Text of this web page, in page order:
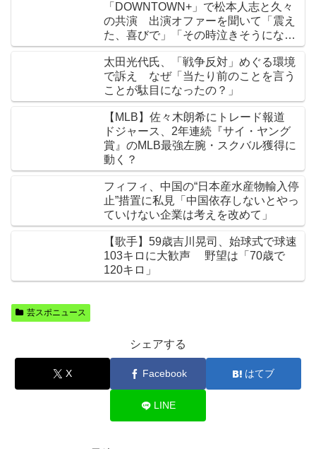
「DOWNTOWN+」で松本人志と久々
の共演 出演オファーを聞いて「震え
た、喜びで」「その時泣きそうになっ
て」
太田光代氏、「戦争反対」めぐる環境
で訴え なぜ「当たり前のことを言う
ことが駄目になったの？」
【MLB】佐々木朗希にトレード報道
ドジャース、2年連続『サイ・ヤング
賞』のMLB最強左腕・スクバル獲得に
動く？
フィフィ、中国の“日本産水産物輸入停
止”措置に私見「中国依存しないとやっ
ていけない企業は考えを改めて」
【歌手】59歳吉川晃司、始球式で球速
103キロに大歓声 野望は「70歳で
120キロ」
芸スポニュース
シェアする
X Facebook はてブ
LINE